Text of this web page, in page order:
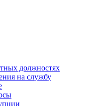
должностях
на службу